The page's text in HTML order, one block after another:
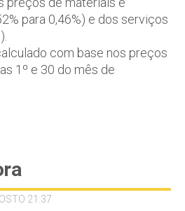
para 0,46%) e dos serviços
com base nos preços
1º e 30 do mês de
21:37